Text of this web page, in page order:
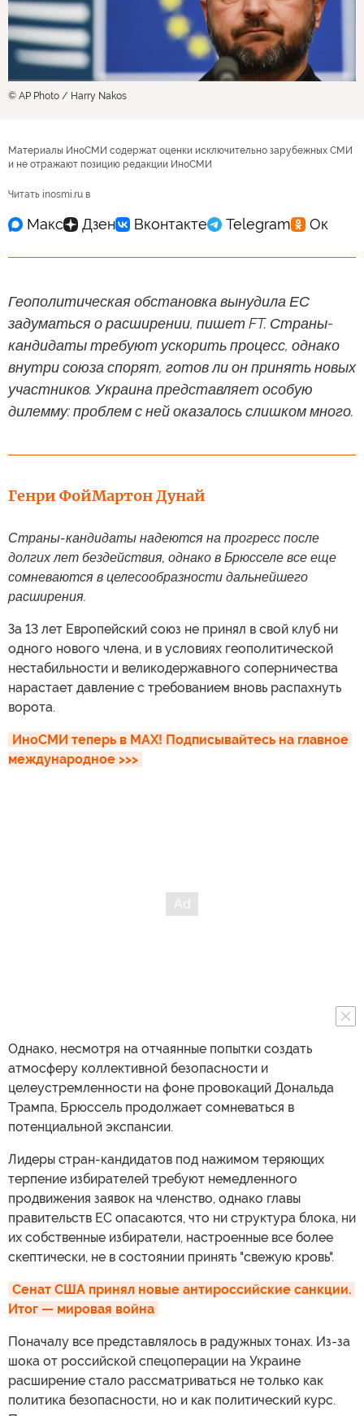
© AP Photo / Harry Nakos
Материалы ИноСМИ содержат оценки исключительно зарубежных СМИ
и не отражают позицию редакции ИноСМИ
Читать inosmi.ru в
Геополитическая обстановка вынудила ЕС
задуматься о расширении, пишет FT. Страны-
кандидаты требуют ускорить процесс, однако
внутри союза спорят, готов ли он принять новых
участников. Украина представляет особую
дилемму: проблем с ней оказалось слишком много.
Генри ФойМартон Дунай
Страны-кандидаты надеются на прогресс после
долгих лет бездействия, однако в Брюсселе все еще
сомневаются в целесообразности дальнейшего
расширения.
За 13 лет Европейский союз не принял в свой клуб ни
одного нового члена, и в условиях геополитической
нестабильности и великодержавного соперничества
нарастает давление с требованием вновь распахнуть
ворота.
ИноСМИ теперь в MAX! Подписывайтесь на главное
международное >>>
Однако, несмотря на отчаянные попытки создать
атмосферу коллективной безопасности и
целеустремленности на фоне провокаций Дональда
Трампа, Брюссель продолжает сомневаться в
потенциальной экспансии.
Лидеры стран-кандидатов под нажимом теряющих
терпение избирателей требуют немедленного
продвижения заявок на членство, однако главы
правительств ЕС опасаются, что ни структура блока, ни
их собственные избиратели, настроенные все более
скептически, не в состоянии принять "свежую кровь".
Сенат США принял новые антироссийские санкции.
Итог — мировая война
Поначалу все представлялось в радужных тонах. Из-за
шока от российской спецоперации на Украине
расширение стало рассматриваться не только как
политика безопасности, но и как политический курс.